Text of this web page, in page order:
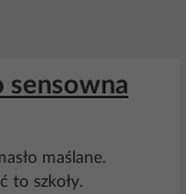
sensowna
maślane.
to szkoły.